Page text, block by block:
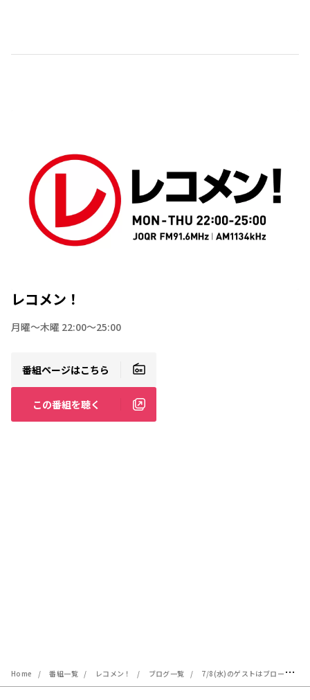
レコメン！
月曜〜木曜 22:00〜25:00
番組ページはこちら
この番組を聴く
Home 番組一覧 レコメン！ ブログ一覧 7/8(水)のゲストはブロードウェイミュージカル『ピーター・パン』よりピーター・パン役の山﨑玲奈さん、 フック船長役の内海啓貴さん！【矢吹奈子のレコメン！】